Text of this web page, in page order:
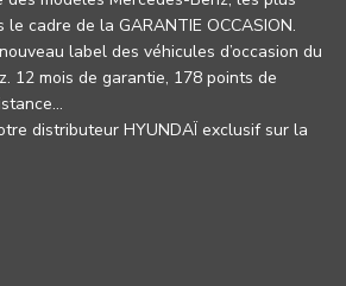
cadre de la GARANTIE OCCASION.
label des véhicules d’occasion du
12 mois de garantie, 178 points de
distributeur HYUNDAÏ exclusif sur la